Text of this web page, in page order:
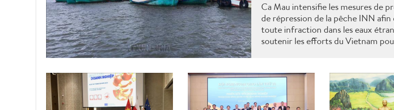
Ca Mau intensifie les mesures de
de répression de la pêche INN afin
toute infraction dans les eaux
soutenir les efforts du Vietnam